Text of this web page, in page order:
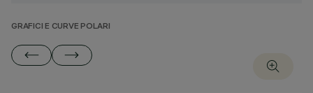
GRAFICI E CURVE POLARI